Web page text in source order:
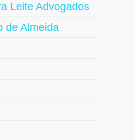
Leite Advogados
de Almeida